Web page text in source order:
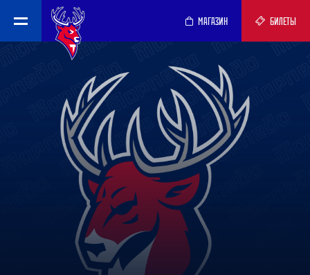
МАГАЗИН БИЛЕТЫ